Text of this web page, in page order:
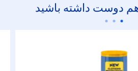
هم دوست داشته باشید